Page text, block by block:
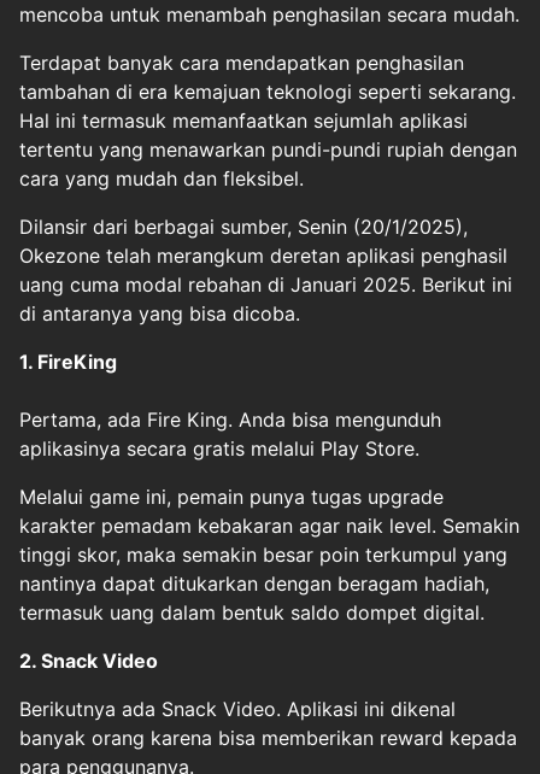
mencoba untuk menambah penghasilan secara mudah.
Terdapat banyak cara mendapatkan penghasilan
tambahan di era kemajuan teknologi seperti sekarang.
Hal ini termasuk memanfaatkan sejumlah aplikasi
tertentu yang menawarkan pundi-pundi rupiah dengan
cara yang mudah dan fleksibel.
Dilansir dari berbagai sumber, Senin (20/1/2025),
Okezone telah merangkum deretan aplikasi penghasil
uang cuma modal rebahan di Januari 2025. Berikut ini
di antaranya yang bisa dicoba.
1. FireKing
Pertama, ada Fire King. Anda bisa mengunduh
aplikasinya secara gratis melalui Play Store.
Melalui game ini, pemain punya tugas upgrade
karakter pemadam kebakaran agar naik level. Semakin
tinggi skor, maka semakin besar poin terkumpul yang
nantinya dapat ditukarkan dengan beragam hadiah,
termasuk uang dalam bentuk saldo dompet digital.
2. Snack Video
Berikutnya ada Snack Video. Aplikasi ini dikenal
banyak orang karena bisa memberikan reward kepada
para penggunanya.